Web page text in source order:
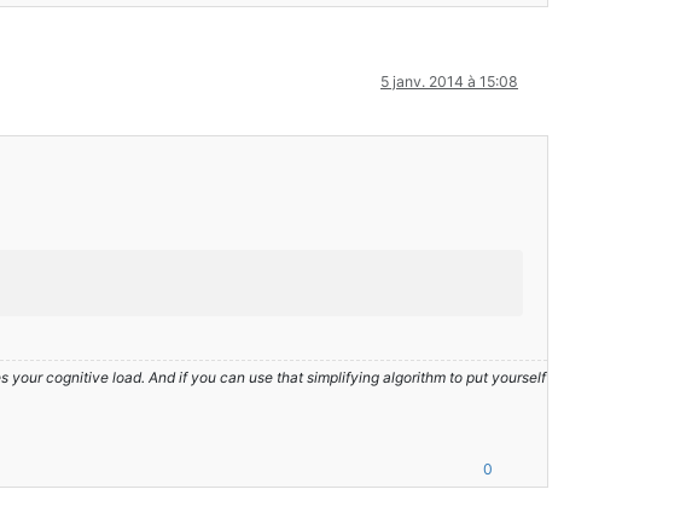
5 janv. 2014 à 15:08
cognitive load. And if you can use that simplifying algorithm to put yourself
0